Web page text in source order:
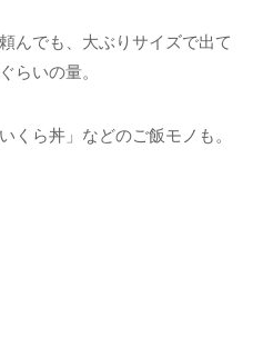
んでも、大ぶりサイズで出て
らいの量。
くら丼」などのご飯モノも。